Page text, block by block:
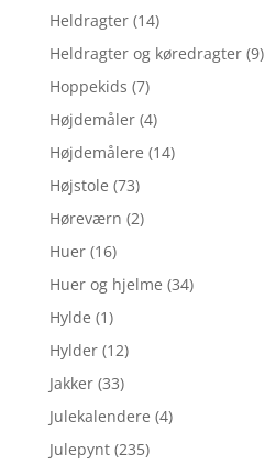
Heldragter (14)
Heldragter og køredragter (9)
Hoppekids (7)
Højdemåler (4)
Højdemålere (14)
Højstole (73)
Høreværn (2)
Huer (16)
Huer og hjelme (34)
Hylde (1)
Hylder (12)
Jakker (33)
Julekalendere (4)
Julepynt (235)